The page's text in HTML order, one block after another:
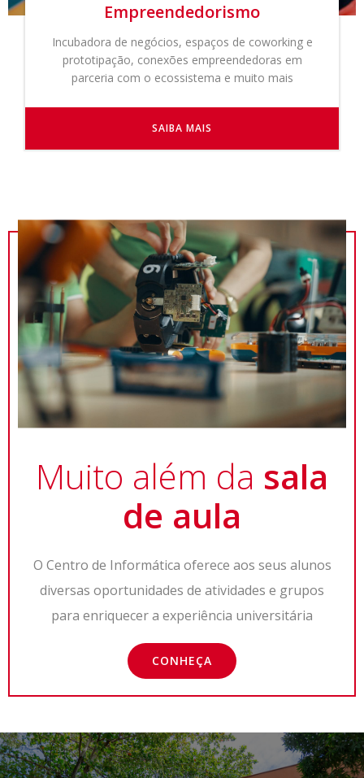
Empreendedorismo
Incubadora de negócios, espaços de coworking e
prototipação, conexões empreendedoras em
parceria com o ecossistema e muito mais
SAIBA MAIS
Muito além da sala
de aula
O Centro de Informática oferece aos seus alunos
diversas oportunidades de atividades e grupos
para enriquecer a experiência universitária
CONHEÇA